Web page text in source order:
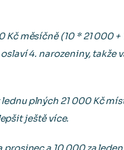
měsíčně (10 * 21 000 +
4. narozeniny, takže
plných 21 000 Kč
ještě více.